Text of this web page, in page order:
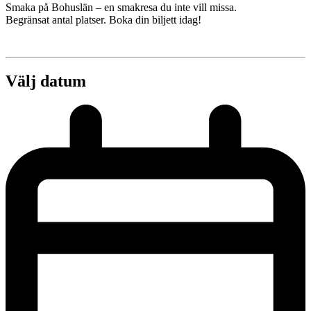
Smaka på Bohuslän – en smakresa du inte vill missa.
Begränsat antal platser. Boka din biljett idag!
Välj datum